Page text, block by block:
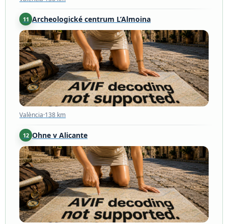
11 Archeologické centrum L’Almoina
València·138 km
València·138 km
12 Ohne v Alicante
Alicante·140 km